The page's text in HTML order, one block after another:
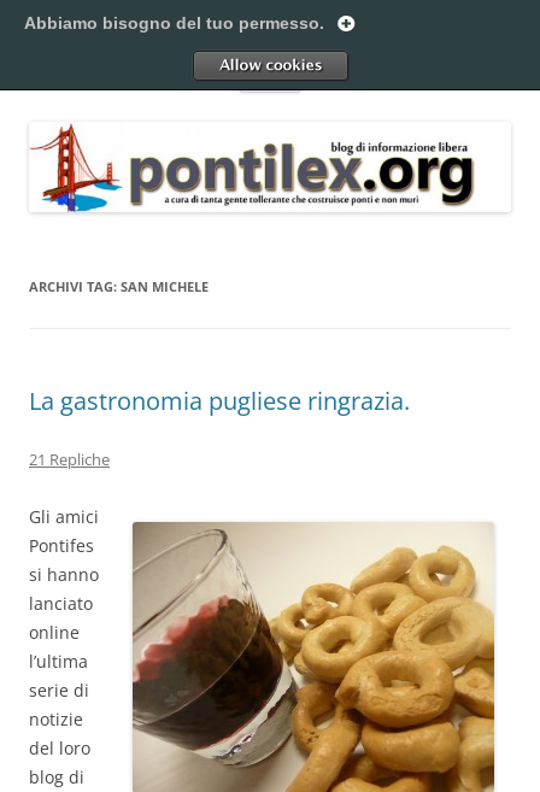
al
Pontilex
Menu
ARCHIVI TAG: SAN MICHELE
La gastronomia pugliese ringrazia.
21 Repliche
Gli amici
Pontifes
si hanno
lanciato
online
l’ultima
serie di
notizie
del loro
blog di
Abbiamo bisogno del tuo permesso.